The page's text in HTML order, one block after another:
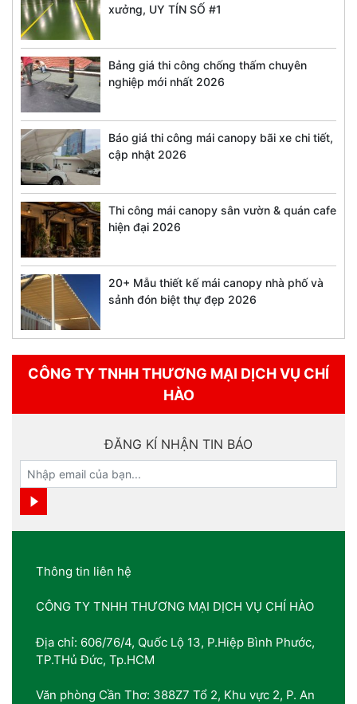
xưởng, UY TÍN SỐ #1
Bảng giá thi công chống thấm chuyên
nghiệp mới nhất 2026
Báo giá thi công mái canopy bãi xe chi tiết,
cập nhật 2026
Thi công mái canopy sân vườn & quán cafe
hiện đại 2026
20+ Mẫu thiết kế mái canopy nhà phố và
sảnh đón biệt thự đẹp 2026
CÔNG TY TNHH THƯƠNG MẠI DỊCH VỤ CHÍ
HÀO
ĐĂNG KÍ NHẬN TIN BÁO
Thông tin liên hệ
CÔNG TY TNHH THƯƠNG MẠI DỊCH VỤ CHÍ HÀO
Địa chỉ: 606/76/4, Quốc Lộ 13, P.Hiệp Bình Phước,
TP.THủ Đức, Tp.HCM
Văn phòng Cần Thơ: 388Z7 Tổ 2, Khu vực 2, P. An